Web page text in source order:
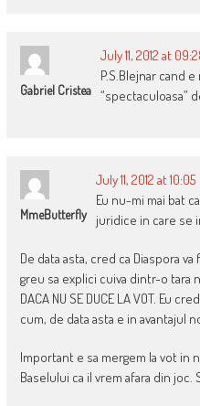
Gabriel Cristea
July 11, 2012 at
P.S.Blejnar cand
“spectaculoasa”
MmeButterfly
July 11, 2012 at 10:05
Eu nu-mi mai bat
juridice in care se
De data asta, cred ca Diaspora
greu sa explici cuiva dintr-o tara
DACA NU SE DUCE LA VOT. Eu
cum, de data asta e in avantajul
Important e sa mergem la vot in
Baselului ca il vrem afara din joc.